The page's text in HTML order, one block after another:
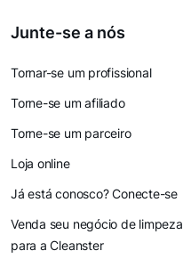
Junte-se a nós
Tornar-se um profissional
Torne-se um afiliado
Torne-se um parceiro
Loja online
Já está conosco? Conecte-se
Venda seu negócio de limpeza
para a Cleanster